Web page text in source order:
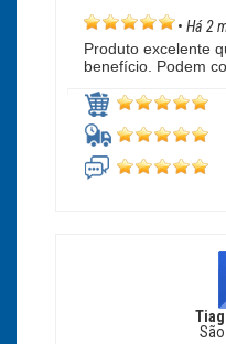
• Há 2
Produto excelente
benefício. Podem